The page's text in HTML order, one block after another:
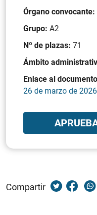
Órgano convocante:
Grupo: A2
Nº de plazas: 71
Ámbito
Enlace al
26 de marzo de 2026
Compartir